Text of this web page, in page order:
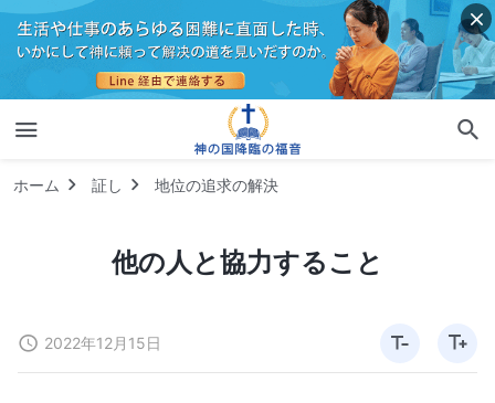
ホーム 証し 地位の追求の解決
他の人と協力すること
2022年12月15日